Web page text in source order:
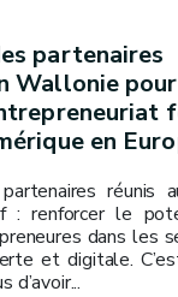
partenaires
Wallonie
en
réunis
: renforcer le
dans les
et digitale.
d’avoir...